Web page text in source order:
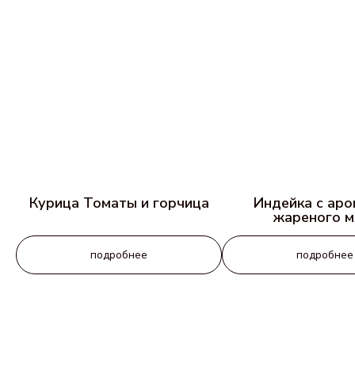
Курица Томаты и горчица
подробнее
Индейка с
жареного
подробнее